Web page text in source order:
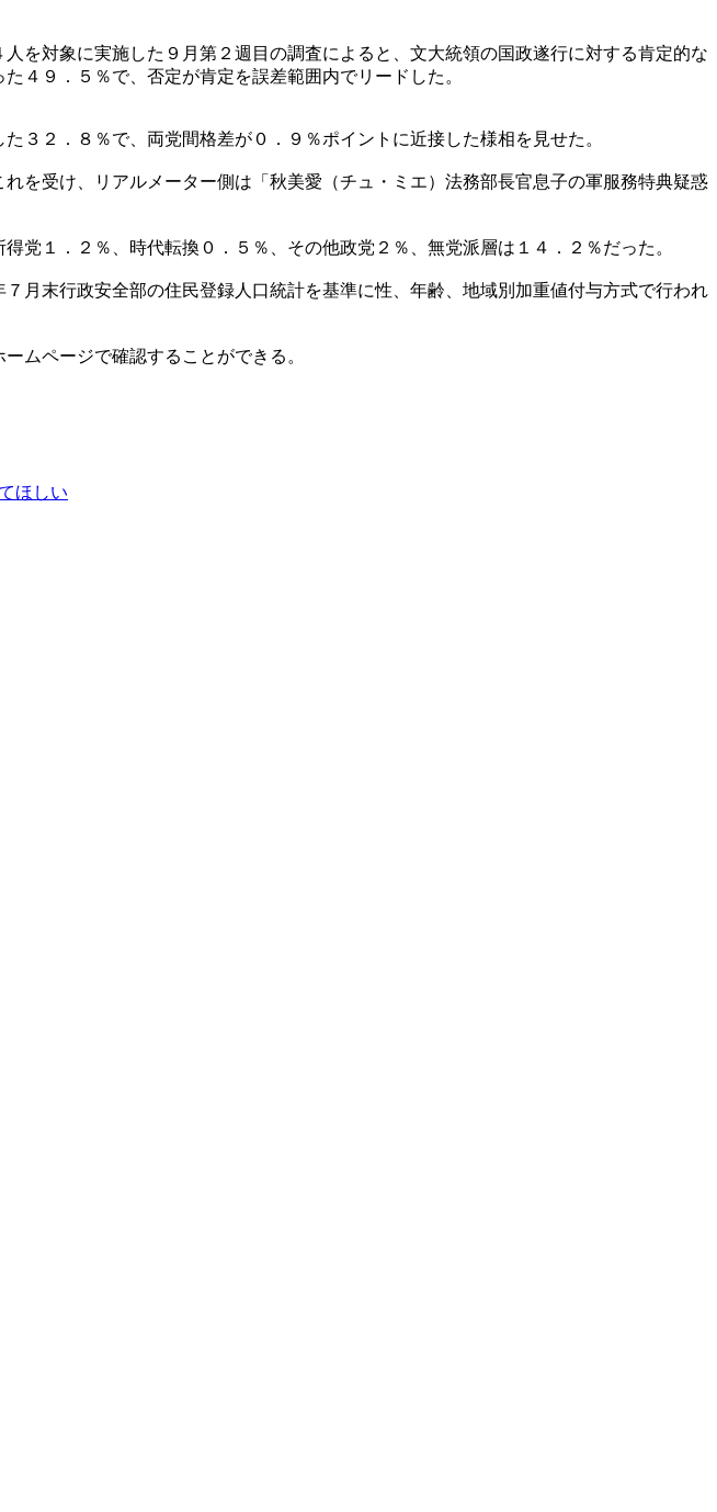
を対象に実施した９月第２週目の調査によると、文大統領の国政遂行に対する肯定的な
４９．５％で、否定が肯定を誤差範囲内でリードした。
３２．８％で、両党間格差が０．９％ポイントに近接した様相を見せた。
を受け、リアルメーター側は「秋美愛（チュ・ミエ）法務部長官息子の軍服務特典疑惑
党１．２％、時代転換０．５％、その他政党２％、無党派層は１４．２％だった。
月末行政安全部の住民登録人口統計を基準に性、年齢、地域別加重値付与方式で行われ
ムページで確認することができる。
ほしい